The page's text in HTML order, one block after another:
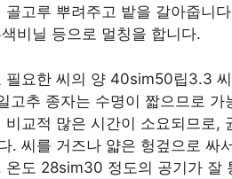
골고루 뿌려주고 밭을 갈아줍니
비닐 등으로 멀칭을 합니다.
필요한 씨의 양 40sim50립3.3
고추 종자는 수명이 짧으므로
비교적 많은 시간이 소요되므로,
. 씨를 거즈나 얇은 헝겊으로 싸
온도 28sim30 정도의 공기가 잘